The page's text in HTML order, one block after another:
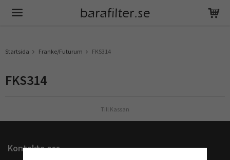
Startsida Franke/Futurum FKS314
FKS314
Till Kassan
Kontakta oss